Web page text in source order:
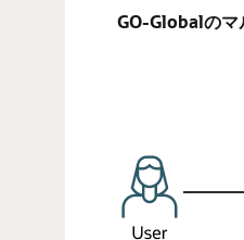
GO-Globalのマ